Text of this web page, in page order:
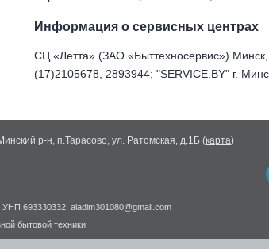
Информация о сервисных центрах
СЦ «Летта» (ЗАО «Быттехносервис»)
(17)2105678, 2893944; "SERVICE.BY" г.
р-н, п.Тарасово, ул. Ратомская, д.1Б (карта)
УНП 693330332 aladim301080@gmail.com
бытовой техники